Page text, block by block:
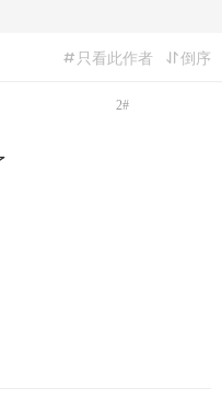
倒序
只看此作者
2#